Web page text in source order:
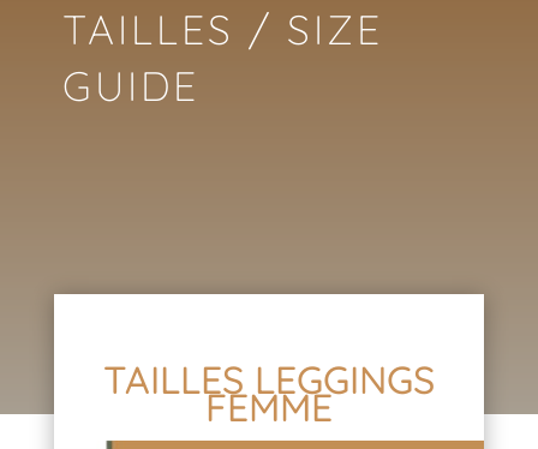
TAILLES / SIZE
GUIDE
TAILLES LEGGINGS
FEMME